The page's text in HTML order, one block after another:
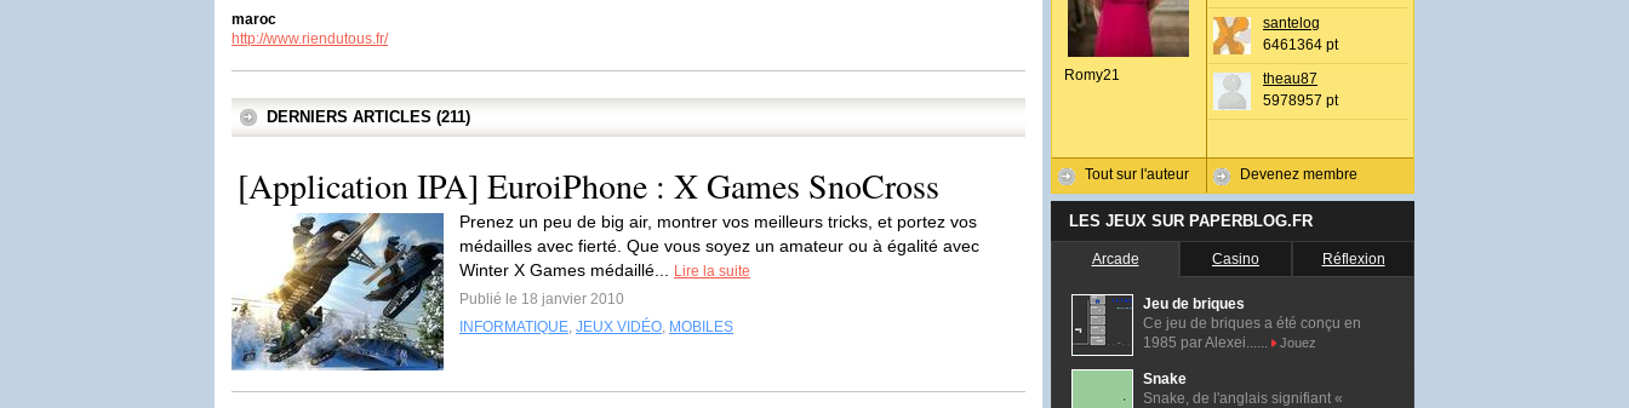
maroc
http://www.riendutous.fr/
DERNIERS ARTICLES (211)
[Application IPA] EuroiPhone : X Games SnoCross
Prenez un peu de big air, montrer vos meilleurs tricks, et portez vos
médailles avec fierté. Que vous soyez un amateur ou à égalité avec
Winter X Games médaillé...
Lire la suite
Publié le 18 janvier 2010
INFORMATIQUE, JEUX VIDÉO, MOBILES
Romy21
Tout sur l'auteur
santelog
6461364 pt
theau87
5978957 pt
Devenez membre
LES JEUX SUR PAPERBLOG.FR
Arcade Casino Réflexion
Jeu de briques
Ce jeu de briques a été conçu en
1985 par Alexei......
Jouez
Snake
Snake, de l'anglais signifiant «